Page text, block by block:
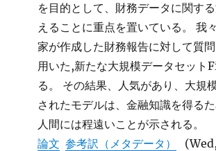
を目的として、財務データに関す
えることに重点を置いている。 我
家が作成した財務報告に対して質
用いた,新たな大規模データセット
る。 その結果、人気があり、大規
されたモデルは、金融知識を得る
人間には程遠いことが示される。
論文 参考訳（メタデータ）